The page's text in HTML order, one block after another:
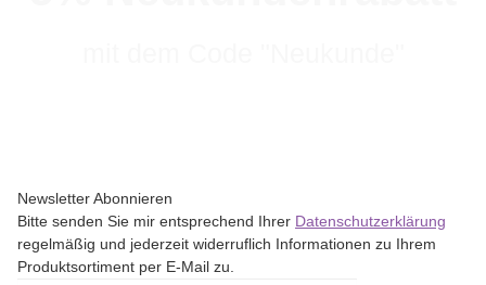
Newsletter Abonnieren
Bitte senden Sie mir entsprechend Ihrer Datenschutzerklärung
regelmäßig und jederzeit widerruflich Informationen zu Ihrem
Produktsortiment per E-Mail zu.